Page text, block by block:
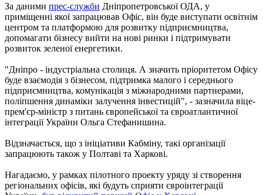
За даними прес-служби Дніпропетровської ОДА, у
приміщенні якої запрацював Офіс, він буде виступати освітнім
центром та платформою для розвитку підприємництва,
допомагати бізнесу вийти на нові ринки і підтримувати
розвиток зеленої енергетики.
"Дніпро - індустріальна столиця. А значить пріоритетом Офісу
буде взаємодія з бізнесом, підтримка малого і середнього
підприємництва, комунікація з міжнародними партнерами,
поліпшення динаміки залучення інвестицій", - зазначила віце-
прем'єр-міністр з питань європейської та євроатлантичної
інтеграції України Ольга Стефанишина.
Відзначається, що з ініціативи Кабміну, такі організації
запрацюють також у Полтаві та Харкові.
Нагадаємо, у рамках пілотного проекту уряду зі створення
регіональних офісів, які будуть сприяти євроінтеграції